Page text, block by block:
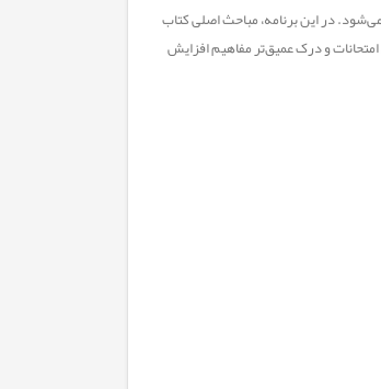
در این برنامه، مباحث اصلی کتاب
و درک عمیق‌تر مفاهیم افزایش